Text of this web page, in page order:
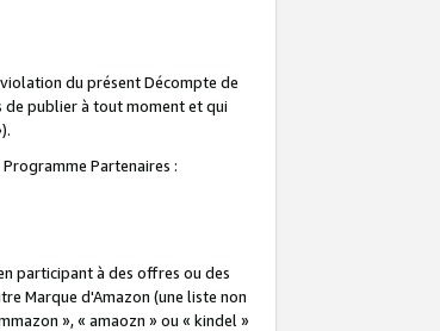
du présent Décompte de
de publier à tout moment et qui
Partenaires :
participant à des offres ou des
Marque d'Amazon (une liste non
», « amaozn » ou « kindel »